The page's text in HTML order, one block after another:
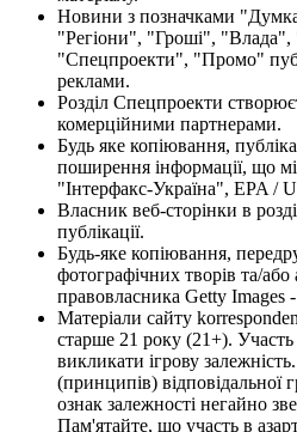
Новини з позначками
"Регіони", "Гроші",
"Спецпроекти", "Промо"
реклами.
Розділ Спецпроекти
комерційними партнерами.
Будь яке копіювання,
поширення інформації, що
"Інтерфакс-Україна", EPA /
Власник веб-сторінки в
публікації.
Будь-яке копіювання,
фотографічних творів та/або
правовласника Getty Images
Матеріали сайту
старше 21 року (21+).
викликати ігрову
(принципів)
ознак залежності негайно
Пам'ятайте, що участь в